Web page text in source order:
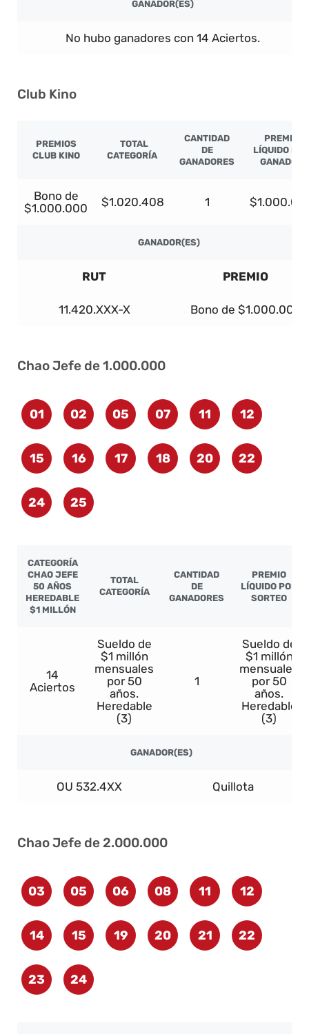
GANADOR(ES)
No hubo ganadores con 14 Aciertos.
Club Kino
PREMIOS
CLUB KINO
TOTAL
CATEGORÍA
CANTIDAD
DE
GANADORES
PREMIO
LÍQUIDO POR
GANADOR
Bono de
$1.000.000
$1.020.408 1
GANADOR(ES)
RUT PREMIO
11.420.XXX-X Bono de $1.000.000
Chao Jefe de 1.000.000
01 02 05 07 11 12
15 16 17 18 20 22
24 25
CATEGORÍA
CHAO JEFE
50 AÑOS
HEREDABLE
$1 MILLÓN
TOTAL
CATEGORÍA
CANTIDAD
DE
GANADORES
PREMIO
LÍQUIDO POR
SORTEO
14
Aciertos
Sueldo de
$1 millón
mensuales
por 50
años.
Heredable
(3)
1
Sueldo de
$1 millón
mensuales
por 50
años.
Heredable
(3)
GANADOR(ES)
OU 532.4XX Quillota
Chao Jefe de 2.000.000
03 05 06 08 11 12
14 15 19 20 21 22
23 24